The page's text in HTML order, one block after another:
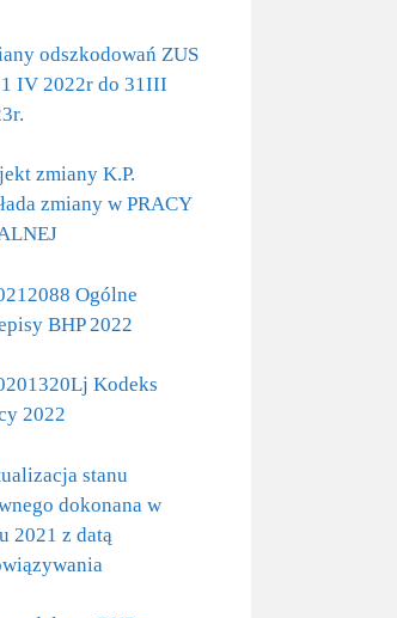
odszkodowań ZUS
IV 2022r do 31III
zmiany K.P.
zmiany w PRACY
Ogólne
BHP 2022
Kodeks
2022
stanu
dokonana w
2021 z datą